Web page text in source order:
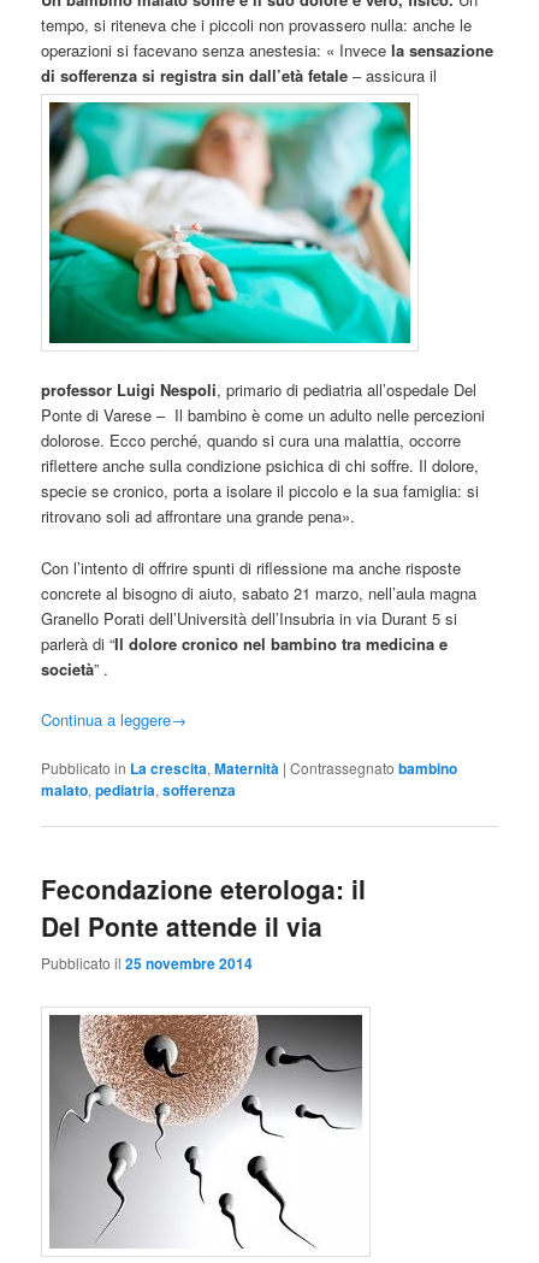
tempo, si riteneva che i piccoli non provassero nulla: anche le
operazioni si facevano senza anestesia: « Invece la sensazione
di sofferenza si registra sin dall’età fetale – assicura il
professor Luigi Nespoli, primario di pediatria all’ospedale Del
Ponte di Varese – Il bambino è come un adulto nelle percezioni
dolorose. Ecco perché, quando si cura una malattia, occorre
riflettere anche sulla condizione psichica di chi soffre. Il dolore,
specie se cronico, porta a isolare il piccolo e la sua famiglia: si
ritrovano soli ad affrontare una grande pena».
Con l’intento di offrire spunti di riflessione ma anche risposte
concrete al bisogno di aiuto, sabato 21 marzo, nell’aula magna
Granello Porati dell’Università dell’Insubria in via Durant 5 si
parlerà di “Il dolore cronico nel bambino tra medicina e
società” .
Continua a leggere→
Pubblicato in La crescita,Maternità |Contrassegnato bambino
malato,pediatria,sofferenza
Fecondazione eterologa: il
Del Ponte attende il via
Pubblicato il25 novembre 2014